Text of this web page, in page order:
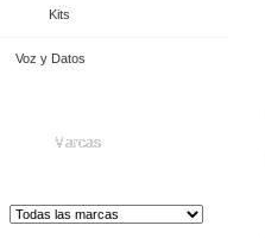
Kits
Voz y Datos
Marcas